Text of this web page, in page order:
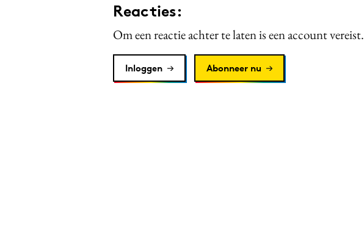
Reacties:
Om een reactie achter te laten is een account vereist.
Inloggen Abonneer nu